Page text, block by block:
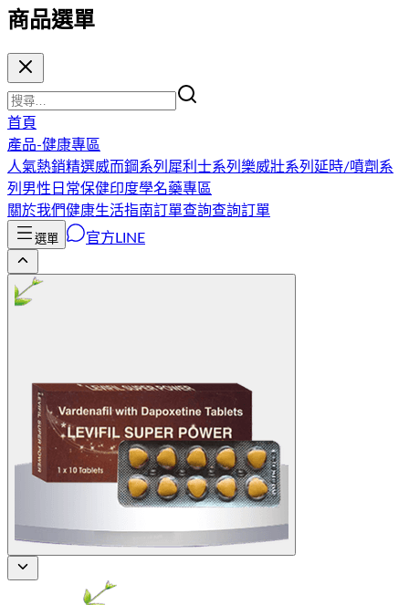
商品選單
首頁
產品-健康專區
人氣熱銷精選威而鋼系列 犀利士系列 樂威壯系列 延時/噴劑系
列 男性日常保健印度學名藥專區
關於我們健康生活指南訂單查詢查詢訂單
選單 官方LINE